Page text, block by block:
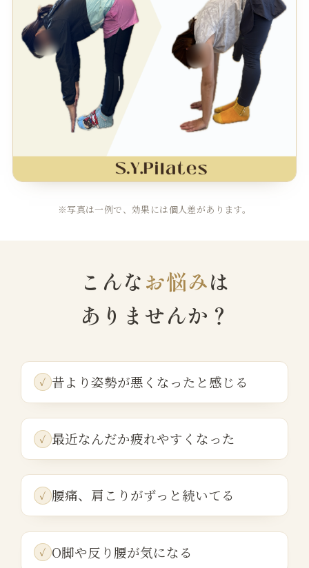
※写真は一例で、効果には個人差があります。
こんなお悩みは
ありませんか？
昔より姿勢が悪くなったと感じる
最近なんだか疲れやすくなった
腰痛、肩こりがずっと続いてる
O脚や反り腰が気になる